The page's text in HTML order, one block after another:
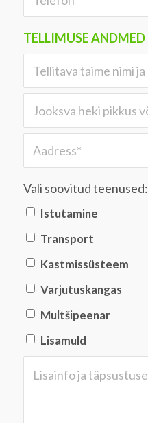
TELLIMUSE ANDMED
Vali soovitud teenused:
Istutamine
Transport
Kastmissüsteem
Varjutuskangas
Multšipeenar
Lisamuld